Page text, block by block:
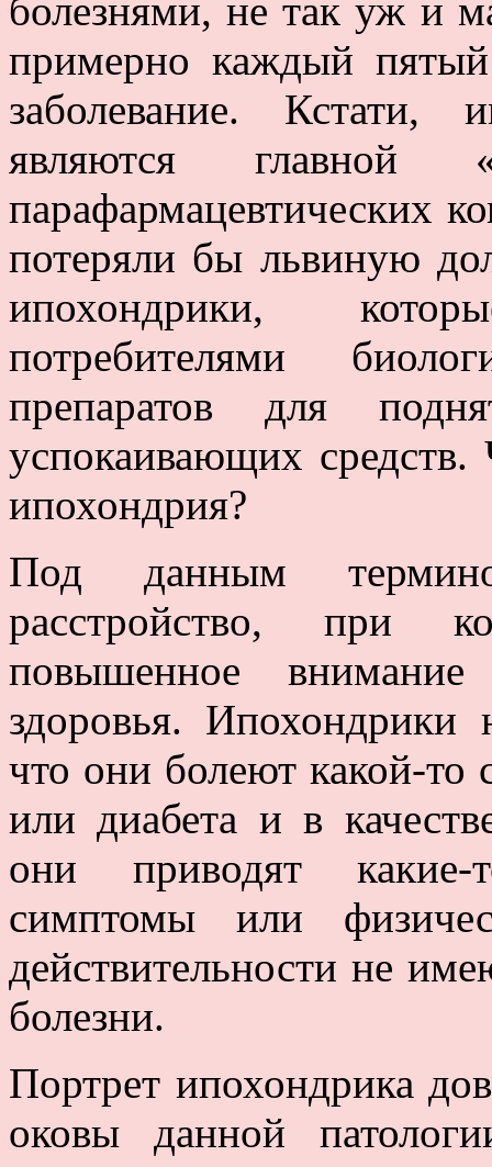
болезнями, не так уж и
примерно каждый
заболевание. Кстати,
являются главной
парафармацевтических
потеряли бы львиную
ипохондрики,
потребителями
препаратов для
успокаивающих средств.
ипохондрия?
Под данным
расстройство, при
повышенное
здоровья.
что они болеют какой-то
или диабета и в
они приводят какие-
симптомы или
действительности не
болезни.
Портрет ипохондрика
оковы данной